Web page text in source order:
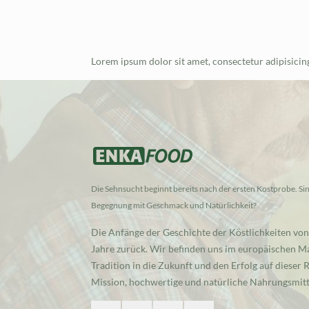
Lorem ipsum dolor sit amet, consectetur
Die Sehnsucht beginnt bereits nach der ersten Kostprobe.
Begegnung mit Geschmack und Natürlichkeit?
Die Anfänge der Geschichte der Köstlichkeiten
Jahre zurück. Wir befinden uns im europäischen
Tradition in die Zukunft und den Erfolg auf dieser
Mission, hochwertige und natürliche